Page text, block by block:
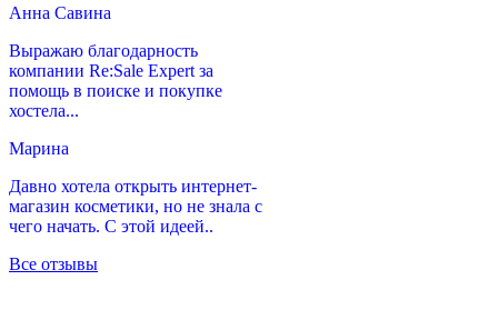
Анна Савина
Выражаю благодарность
компании Re:Sale Expert за
помощь в поиске и покупке
хостела...
Марина
Давно хотела открыть интернет-
магазин косметики, но не знала с
чего начать. С этой идеей..
Все отзывы